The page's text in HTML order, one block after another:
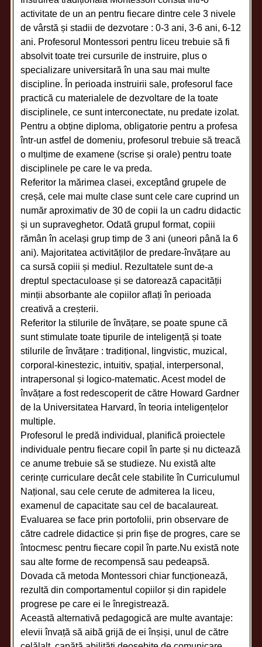
activitate de un an pentru fiecare dintre cele 3 nivele
de vârstă și stadii de dezvotare : 0-3 ani, 3-6 ani, 6-12
ani. Profesorul Montessori pentru liceu trebuie să fi
absolvit toate trei cursurile de instruire, plus o
specializare universitară în una sau mai multe
discipline. În perioada instruirii sale, profesorul face
practică cu materialele de dezvoltare de la toate
disciplinele, ce sunt interconectate, nu predate izolat.
Pentru a obține diploma, obligatorie pentru a profesa
într-un astfel de domeniu, profesorul trebuie să treacă
o mulțime de examene (scrise și orale) pentru toate
disciplinele pe care le va preda.
Referitor la mărimea clasei, exceptând grupele de
creșă, cele mai multe clase sunt cele care cuprind un
număr aproximativ de 30 de copii la un cadru didactic
și un supraveghetor. Odată grupul format, copiii
rămân în același grup timp de 3 ani (uneori până la 6
ani). Majoritatea activităților de predare-învățare au
ca sursă copiii și mediul. Rezultatele sunt de-a
dreptul spectaculoase și se datorează capacității
minții absorbante ale copiilor aflați în perioada
creativă a creșterii.
Referitor la stilurile de învățare, se poate spune că
sunt stimulate toate tipurile de inteligență și toate
stilurile de învățare : tradițional, lingvistic, muzical,
corporal-kinestezic, intuitiv, spațial, interpersonal,
intrapersonal și logico-matematic. Acest model de
învățare a fost redescoperit de către Howard Gardner
de la Universitatea Harvard, în teoria inteligențelor
multiple.
Profesorul le predă individual, planifică proiectele
individuale pentru fiecare copil în parte și nu dictează
ce anume trebuie să se studieze. Nu există alte
cerințe curriculare decât cele stabilite în Curriculumul
Național, sau cele cerute de admiterea la liceu,
examenul de capacitate sau cel de bacalaureat.
Evaluarea se face prin portofolii, prin observare de
către cadrele didactice și prin fișe de progres, care se
întocmesc pentru fiecare copil în parte.Nu există note
sau alte forme de recompensă sau pedeapsă.
Dovada că metoda Montessori chiar funcționează,
rezultă din comportamentul copiilor și din rapidele
progrese pe care ei le înregistrează.
Această alternativă pedagogică are multe avantaje:
elevii învață să aibă grijă de ei înșiși, unul de către